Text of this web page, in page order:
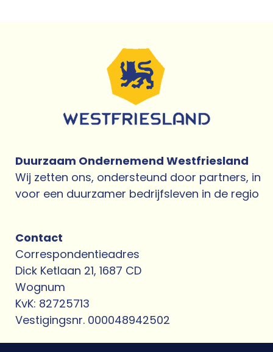
Duurzaam Ondernemend Westfriesland
Wij zetten ons, ondersteund door partners, in
voor een duurzamer bedrijfsleven in de regio
Contact
Correspondentieadres
Dick Ketlaan 21, 1687 CD
Wognum
KvK: 82725713
Vestigingsnr. 000048942502​